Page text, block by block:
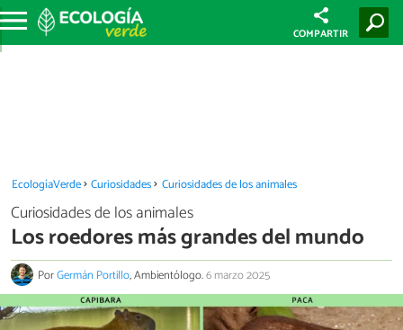
COMPARTIR
EcologíaVerde Curiosidades Curiosidades de los animales
Curiosidades de los animales
Los roedores más grandes del mundo
PorGermán Portillo, Ambientólogo.6 marzo 2025